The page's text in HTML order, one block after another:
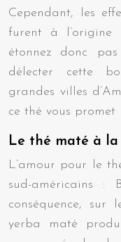
Cependant, les
furent à l’origine
étonnez donc
délecter cette
grandes villes
ce thé vous promet
Le thé maté à
L’amour pour le
sud-américains :
conséquence,
yerba maté